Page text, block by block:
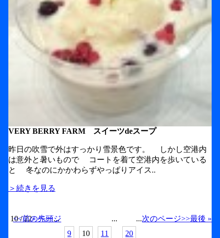
VERY BERRY FARM スイーツdeスープ
昨日の吹雪で外はすっかり雪景色です。 しかし空港内
は意外と暑いもので コートを着て空港内を歩いている
と 冬なのにかかわらずやっぱりアイス..
＞続きを見る
10 / 22« 先頭
<<前のページ
...
9
10 11
...
20
...次のページ>>最後 »